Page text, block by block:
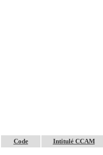
Code Intitulé CCAM